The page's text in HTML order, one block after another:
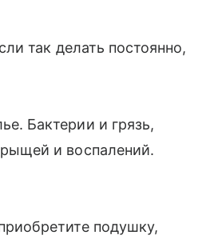
так делать постоянно,
Бактерии и грязь,
и воспалений.
подушку,